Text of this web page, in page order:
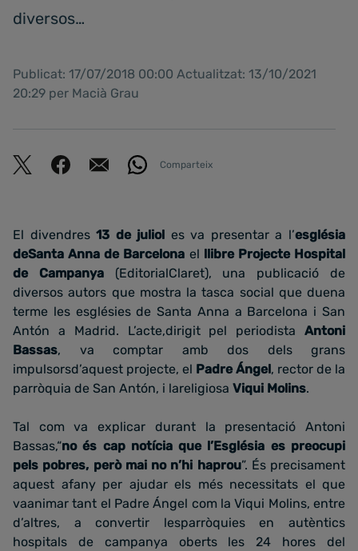
diversos…
Publicat: 17/07/2018 00:00 Actualitzat: 13/10/2021
20:29 per Macià Grau
Comparteix
El divendres13 de juliol es va presentar a l’església
deSanta Anna de Barcelona el llibre Projecte Hospital
de Campanya(EditorialClaret), una publicació de
diversos autors que mostra la tasca social que duena
terme les esglésies de Santa Anna a Barcelona i San
Antón a Madrid. L’acte,dirigit pel periodista Antoni
Bassas, va comptar amb dos dels grans
impulsorsd’aquest projecte, el Padre Ángel, rector de la
parròquia de San Antón, i lareligiosa Viqui Molins.
Tal com va explicar durant la presentació Antoni
Bassas,“no és cap notícia que l’Església es preocupi
pels pobres, però mai no n’hi haprou”. És precisament
aquest afany per ajudar els més necessitats el que
vaanimar tant el Padre Ángel com la Viqui Molins, entre
d’altres, a convertir lesparròquies en autèntics
hospitals de campanya oberts les 24 hores del